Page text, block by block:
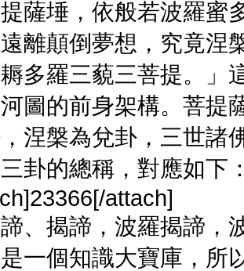
提薩埵，依般若波羅
離顛倒夢想，究竟涅
多羅三藐三菩提。」
圖的前身架構。菩提
涅槃為兌卦，三世諸
卦的總稱，對應如下
attach]
諦、揭諦，波羅揭諦
一個知識大寶庫，所